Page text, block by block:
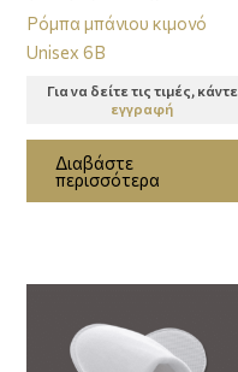
Ρόμπα μπάνιου κιμονό
Unisex 6B
Για να δείτε τις τιμές, κάντε
εγγραφή
Διαβάστε
περισσότερα